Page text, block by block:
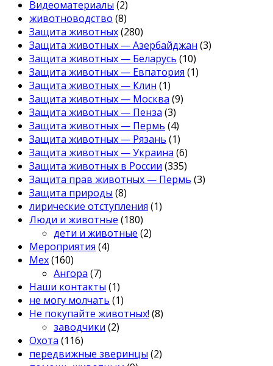
Видеоматериалы (2)
животноводство (8)
Защита животных(280)
Защита животных — Азербайджан (3)
Защита животных — Беларусь (10)
Защита животных — Евпатория (1)
Защита животных — Клин (1)
Защита животных — Москва (9)
Защита животных — Пенза (3)
Защита животных — Пермь (4)
Защита животных — Рязань (1)
Защита животных — Украина (6)
Защита животных в России (335)
Защита прав животных — Пермь (3)
Защита природы (8)
лирические отступления (1)
Люди и животные (180)
дети и животные (2)
Мероприятия (4)
Мех(160)
Ангора (7)
Наши контакты (1)
не могу молчать (1)
Не покупайте животных! (8)
заводчики (2)
Охота (116)
передвижные зверинцы (2)